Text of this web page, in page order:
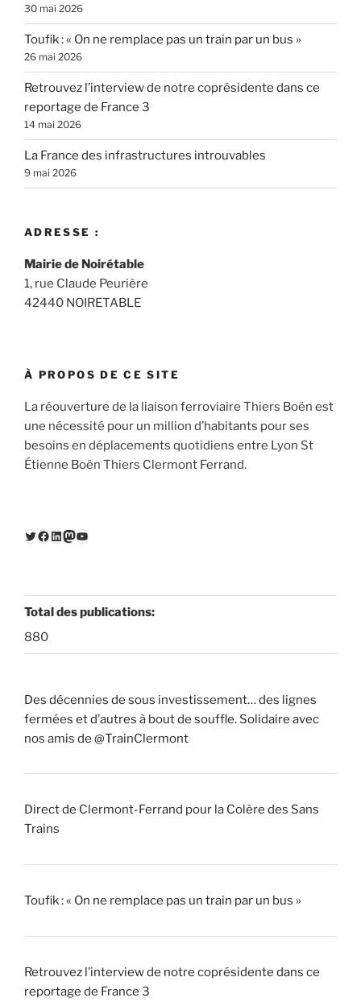
30 mai 2026
Toufik : « On ne remplace pas un train par un bus »
26 mai 2026
Retrouvez l’interview de notre coprésidente dans ce
reportage de France 3
14 mai 2026
La France des infrastructures introuvables
9 mai 2026
ADRESSE :
Mairie de Noirétable
1, rue Claude Peurière
42440 NOIRETABLE
À PROPOS DE CE SITE
La réouverture de la liaison ferroviaire Thiers Boën est
une nécessité pour un million d’habitants pour ses
besoins en déplacements quotidiens entre Lyon St
Étienne Boën Thiers Clermont Ferrand.
Twitter
Facebook
LinkedIn
Mastodon
YouTube
Total des publications:
880
Des décennies de sous investissement… des lignes
fermées et d’autres à bout de souffle. Solidaire avec
nos amis de @TrainClermont
Direct de Clermont-Ferrand pour la Colère des Sans
Trains
Toufik : « On ne remplace pas un train par un bus »
Retrouvez l’interview de notre coprésidente dans ce
reportage de France 3